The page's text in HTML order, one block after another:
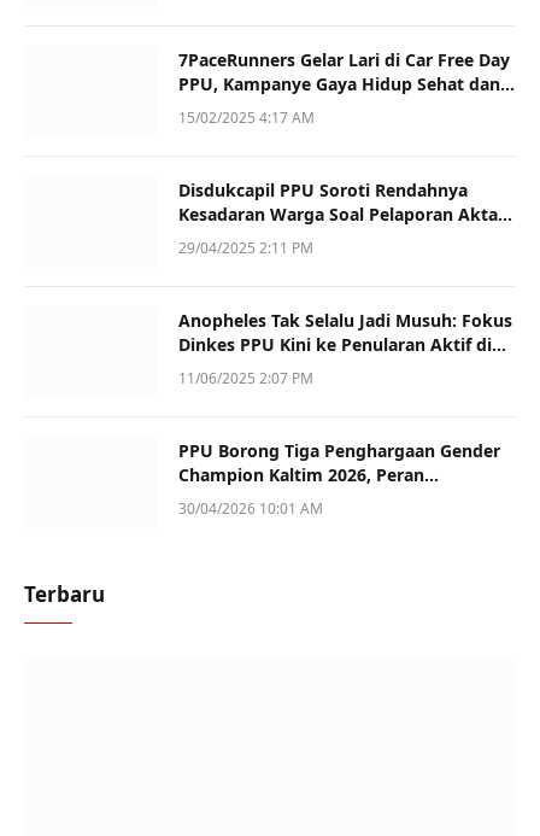
7PaceRunners Gelar Lari di Car Free Day
PPU, Kampanye Gaya Hidup Sehat dan
Dukung UMKM
15/02/2025 4:17 AM
Disdukcapil PPU Soroti Rendahnya
Kesadaran Warga Soal Pelaporan Akta
Kematian
29/04/2025 2:11 PM
Anopheles Tak Selalu Jadi Musuh: Fokus
Dinkes PPU Kini ke Penularan Aktif di
Sotek
11/06/2025 2:07 PM
PPU Borong Tiga Penghargaan Gender
Champion Kaltim 2026, Peran
Perempuan Jadi Sorotan
30/04/2026 10:01 AM
Terbaru